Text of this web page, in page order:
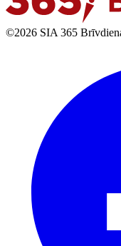
©2026 SIA 365